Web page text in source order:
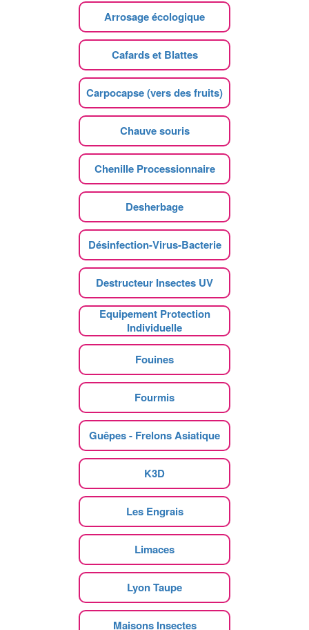
Arrosage écologique
Cafards et Blattes
Carpocapse (vers des fruits)
Chauve souris
Chenille Processionnaire
Desherbage
Désinfection-Virus-Bacterie
Destructeur Insectes UV
Equipement Protection
Individuelle
Fouines
Fourmis
Guêpes - Frelons Asiatique
K3D
Les Engrais
Limaces
Lyon Taupe
Maisons Insectes